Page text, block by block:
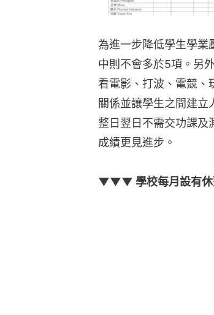
為進一步降低學生學業
中則不會多於5項。另
看電影、打波、電競、
關係並讓學生之間建
整日翌日不需交功課及
成績更見進步。
▼▼▼ 學校每月設有